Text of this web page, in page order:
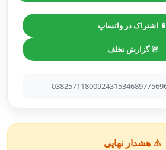
📱 اشتراک در واتساپ
🚨 گزارش تخلف
⚠️ هشدار نهایی